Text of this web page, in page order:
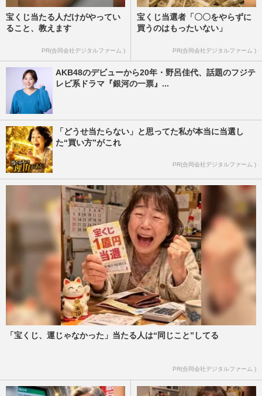
宝くじ当たる人だけがやってい
ること、教えます
PR(合同会社デジタルファーム )
宝くじ当選者「〇〇をやらずに
買うのはもったいない」
PR(合同会社デジタルファーム )
AKB48のデビューから20年・野呂佳代、話題のフジテ
レビ系ドラマ『銀河の一票』...
「どうせ当たらない」と思ってた私が本当に当選し
た“買い方”がこれ
PR(合同会社デジタルファーム )
「宝くじ、運じゃなかった」当たる人は“同じこと”してる
PR(合同会社デジタルファーム )